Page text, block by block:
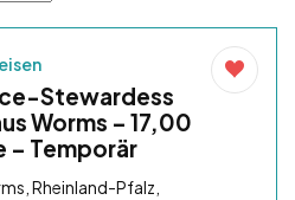
Stewardess
Worms – 17,00
– Temporär
Rheinland-Pfalz,